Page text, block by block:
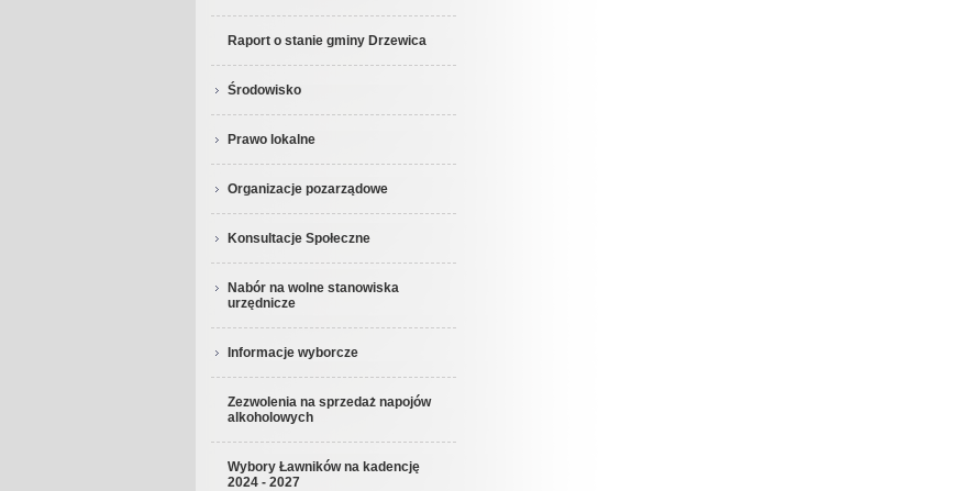
Raport o stanie gminy Drzewica
Środowisko
Prawo lokalne
Organizacje pozarządowe
Konsultacje Społeczne
Nabór na wolne stanowiska
urzędnicze
Informacje wyborcze
Zezwolenia na sprzedaż napojów
alkoholowych
Wybory Ławników na kadencję
2024 - 2027